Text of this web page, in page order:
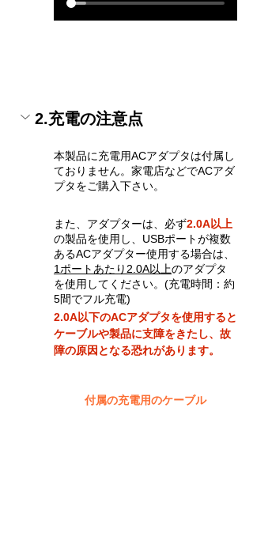
2.充電の注意点
本製品に充電用ACアダプタは付属し
ておりません。家電店などでACアダ
プタをご購入下さい。
また、アダプターは、必ず2.0A以上
の製品を使用し、USBポートが複数
あるACアダプター使用する場合は、
1ポートあたり2.0A以上のアダプタ
を使用してください。(充電時間：約
5間でフル充電)
2.0A以下のACアダプタを使用すると
ケーブルや製品に支障をきたし、故
障の原因となる恐れがあります。
付属の充電用のケーブル